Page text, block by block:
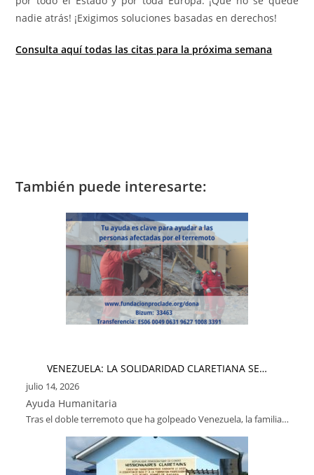
nadie atrás! ¡Exigimos soluciones basadas en derechos!
Consulta aquí todas las citas para la próxima semana
También puede interesarte:
VENEZUELA: LA SOLIDARIDAD CLARETIANA SE…
julio 14, 2026
Ayuda Humanitaria
Tras el doble terremoto que ha golpeado Venezuela, la familia…